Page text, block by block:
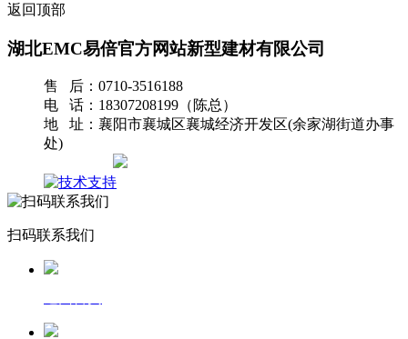
返回顶部
湖北EMC易倍官方网站新型建材有限公司
售 后：0710-3516188
电 话：18307208199（陈总）
地 址：襄阳市襄城区襄城经济开发区(余家湖街道办事
处)
扫码联系我们